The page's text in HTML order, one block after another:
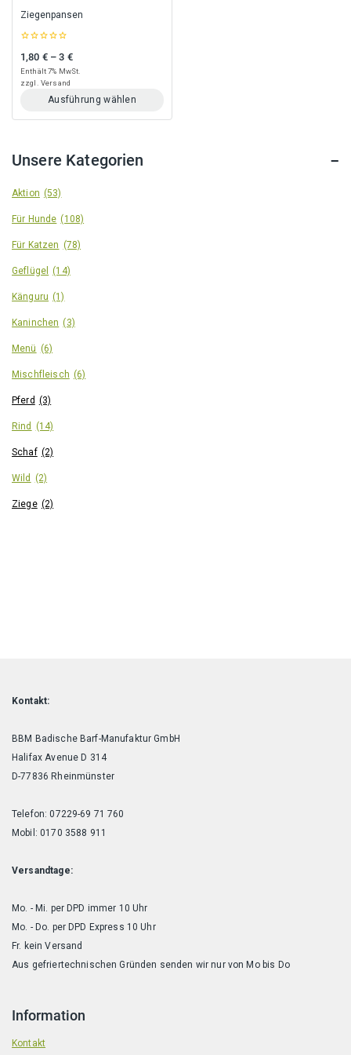
gewählt
Ziegenpansen
out
of
1,80 € –3 €Preisspanne: 1,80 € bis 3 €
Enthält 7% MwSt.
zzgl. Versand
Ausführung wählen
Dieses
mehrere
auf.
Optionen
auf
der
gewählt
Unsere Kategorien
Aktion (53)
Für Hunde (108)
Für Katzen (78)
Geflügel (14)
Känguru (1)
Kaninchen (3)
Menü (6)
Mischfleisch (6)
Pferd (3)
Rind (14)
Schaf (2)
Wild (2)
Ziege (2)
Kontakt:
BBM Badische Barf-Manufaktur GmbH
Halifax Avenue D 314
D-77836 Rheinmünster
Telefon: 07229-69 71 760
Mobil: 0170 3588 911
Versandtage:
Mo. - Mi. per DPD immer 10 Uhr
Mo. - Do. per DPD Express 10 Uhr
Fr. kein Versand
Aus gefriertechnischen Gründen senden wir nur von Mo bis Do
Information
Kontakt